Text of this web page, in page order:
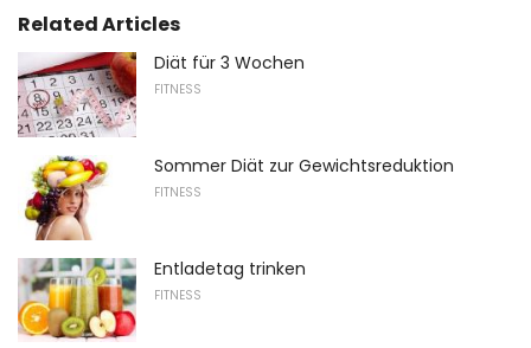
Related Articles
Diät für 3 Wochen
FITNESS
Sommer Diät zur Gewichtsreduktion
FITNESS
Entladetag trinken
FITNESS